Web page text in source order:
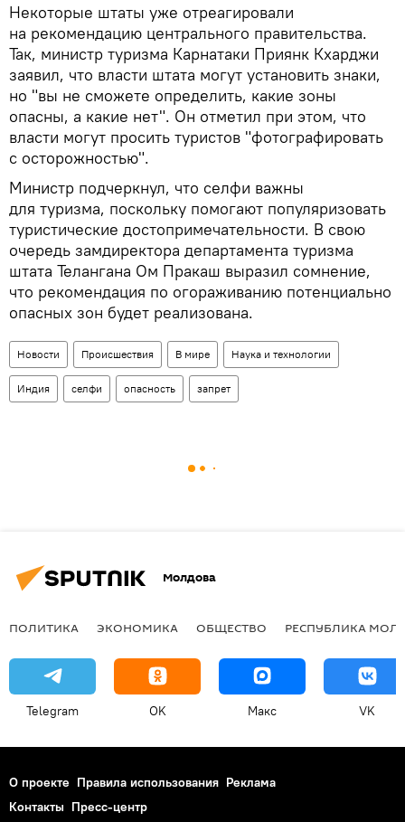
Некоторые штаты уже отреагировали
на рекомендацию центрального правительства.
Так, министр туризма Карнатаки Приянк Кхарджи
заявил, что власти штата могут установить знаки,
но "вы не сможете определить, какие зоны
опасны, а какие нет". Он отметил при этом, что
власти могут просить туристов "фотографировать
с осторожностью".
Министр подчеркнул, что селфи важны
для туризма, поскольку помогают популяризовать
туристические достопримечательности. В свою
очередь замдиректора департамента туризма
штата Телангана Ом Пракаш выразил сомнение,
что рекомендация по огораживанию потенциально
опасных зон будет реализована.
Новости Происшествия В мире Наука и технологии
Индия селфи опасность запрет
Молдова
ПОЛИТИКА ЭКОНОМИКА ОБЩЕСТВО РЕСПУБЛИКА
Telegram OK Макс VK
О проекте Правила использования Реклама
Контакты Пресс-центр